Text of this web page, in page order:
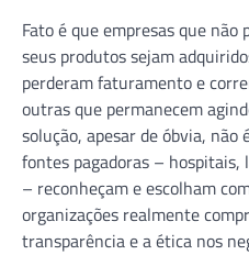
Fato é que empresas que
seus produtos sejam
perderam faturamento e
outras que permanecem
solução, apesar de óbvia, não
fontes pagadoras – hospitais,
– reconheçam e escolham
organizações realmente
transparência e a ética nos